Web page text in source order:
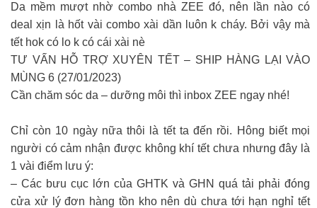
Da mềm mượt nhờ combo nhà ZEE đó, nên lần nào có
deal xịn là hốt vài combo xài dần luôn k cháy. Bởi vậy mà
tết hok có lo k có cái xài nè
TƯ VẤN HỖ TRỢ XUYÊN TẾT – SHIP HÀNG LẠI VÀO
MÙNG 6 (27/01/2023)
Cần chăm sóc da – dưỡng môi thì inbox ZEE ngay nhé!
Chỉ còn 10 ngày nữa thôi là tết ta đến rồi. Hông biết mọi
người có cảm nhận được không khí tết chưa nhưng đây là
1 vài điểm lưu ý:
– Các bưu cục lớn của GHTK và GHN quá tải phải đóng
cửa xử lý đơn hàng tồn kho nên dù chưa tới hạn nghỉ tết